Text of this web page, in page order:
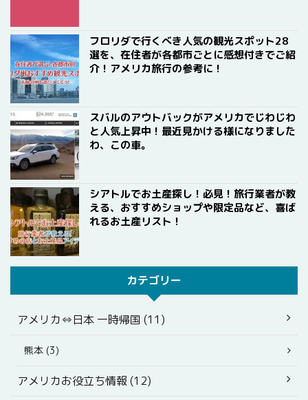
フロリダで行くべき人気の観光スポット28
選を、在住者が各都市ごとに感想付きでご紹
介！アメリカ旅行の参考に！
スバルのアウトバックがアメリカでじわじわ
と人気上昇中！最近見かける様になりました
わ、この車。
シアトルでお土産探し！必見！旅行業者が教
える、おすすめショップや限定品など、喜ば
れるお土産リスト！
カテゴリー
アメリカ⇔日本 一時帰国 (11)
熊本 (3)
アメリカお役立ち情報 (12)